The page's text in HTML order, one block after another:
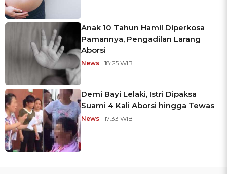
Anak 10 Tahun Hamil Diperkosa
Pamannya, Pengadilan Larang
Aborsi
News | 18:25 WIB
Demi Bayi Lelaki, Istri Dipaksa
Suami 4 Kali Aborsi hingga Tewas
News | 17:33 WIB